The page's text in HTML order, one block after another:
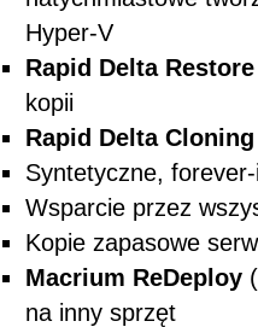
Hyper-V
Rapid Delta Restore
kopii
Rapid Delta Cloning
Syntetyczne,
Wsparcie przez
Kopie zapasowe
Macrium ReDeploy
na inny sprzęt